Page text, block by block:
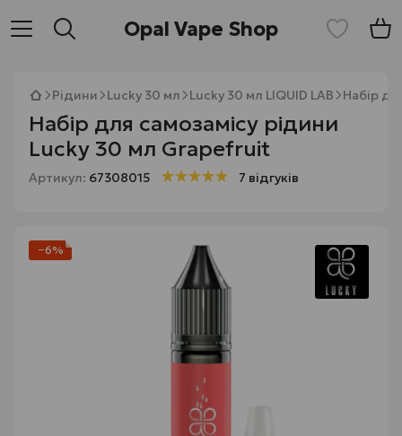
Opal Vape Shop
Рідини Lucky 30 мл Lucky 30 мл LIQUID LAB Набір
Набір для самозамісу рідини
Lucky 30 мл Grapefruit
Артикул: 67308015 7 відгуків
−6%